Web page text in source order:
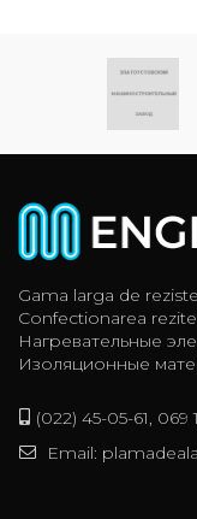
Gama larga de
Confectionarea
Нагревательные
Изоляционные
(022) 45-05-61, 069
Email: